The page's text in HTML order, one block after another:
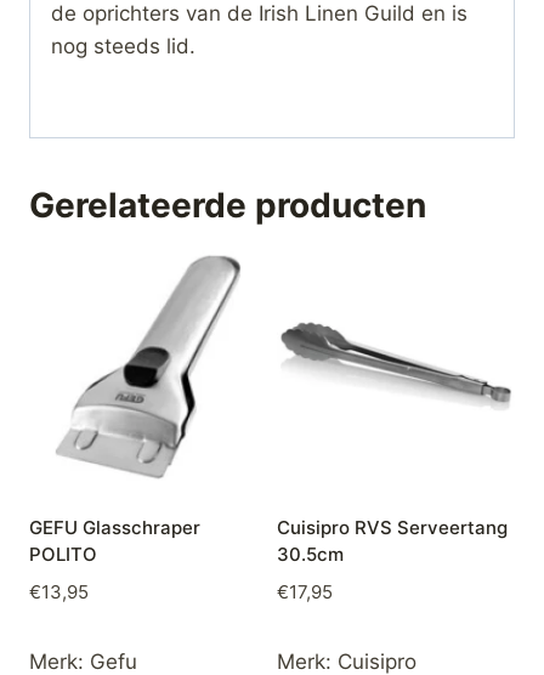
de oprichters van de Irish Linen Guild en is
nog steeds lid.
Gerelateerde producten
GEFU Glasschraper
POLITO
€13,95
Merk: Gefu
Cuisipro RVS Serveertang
30.5cm
€17,95
Merk: Cuisipro